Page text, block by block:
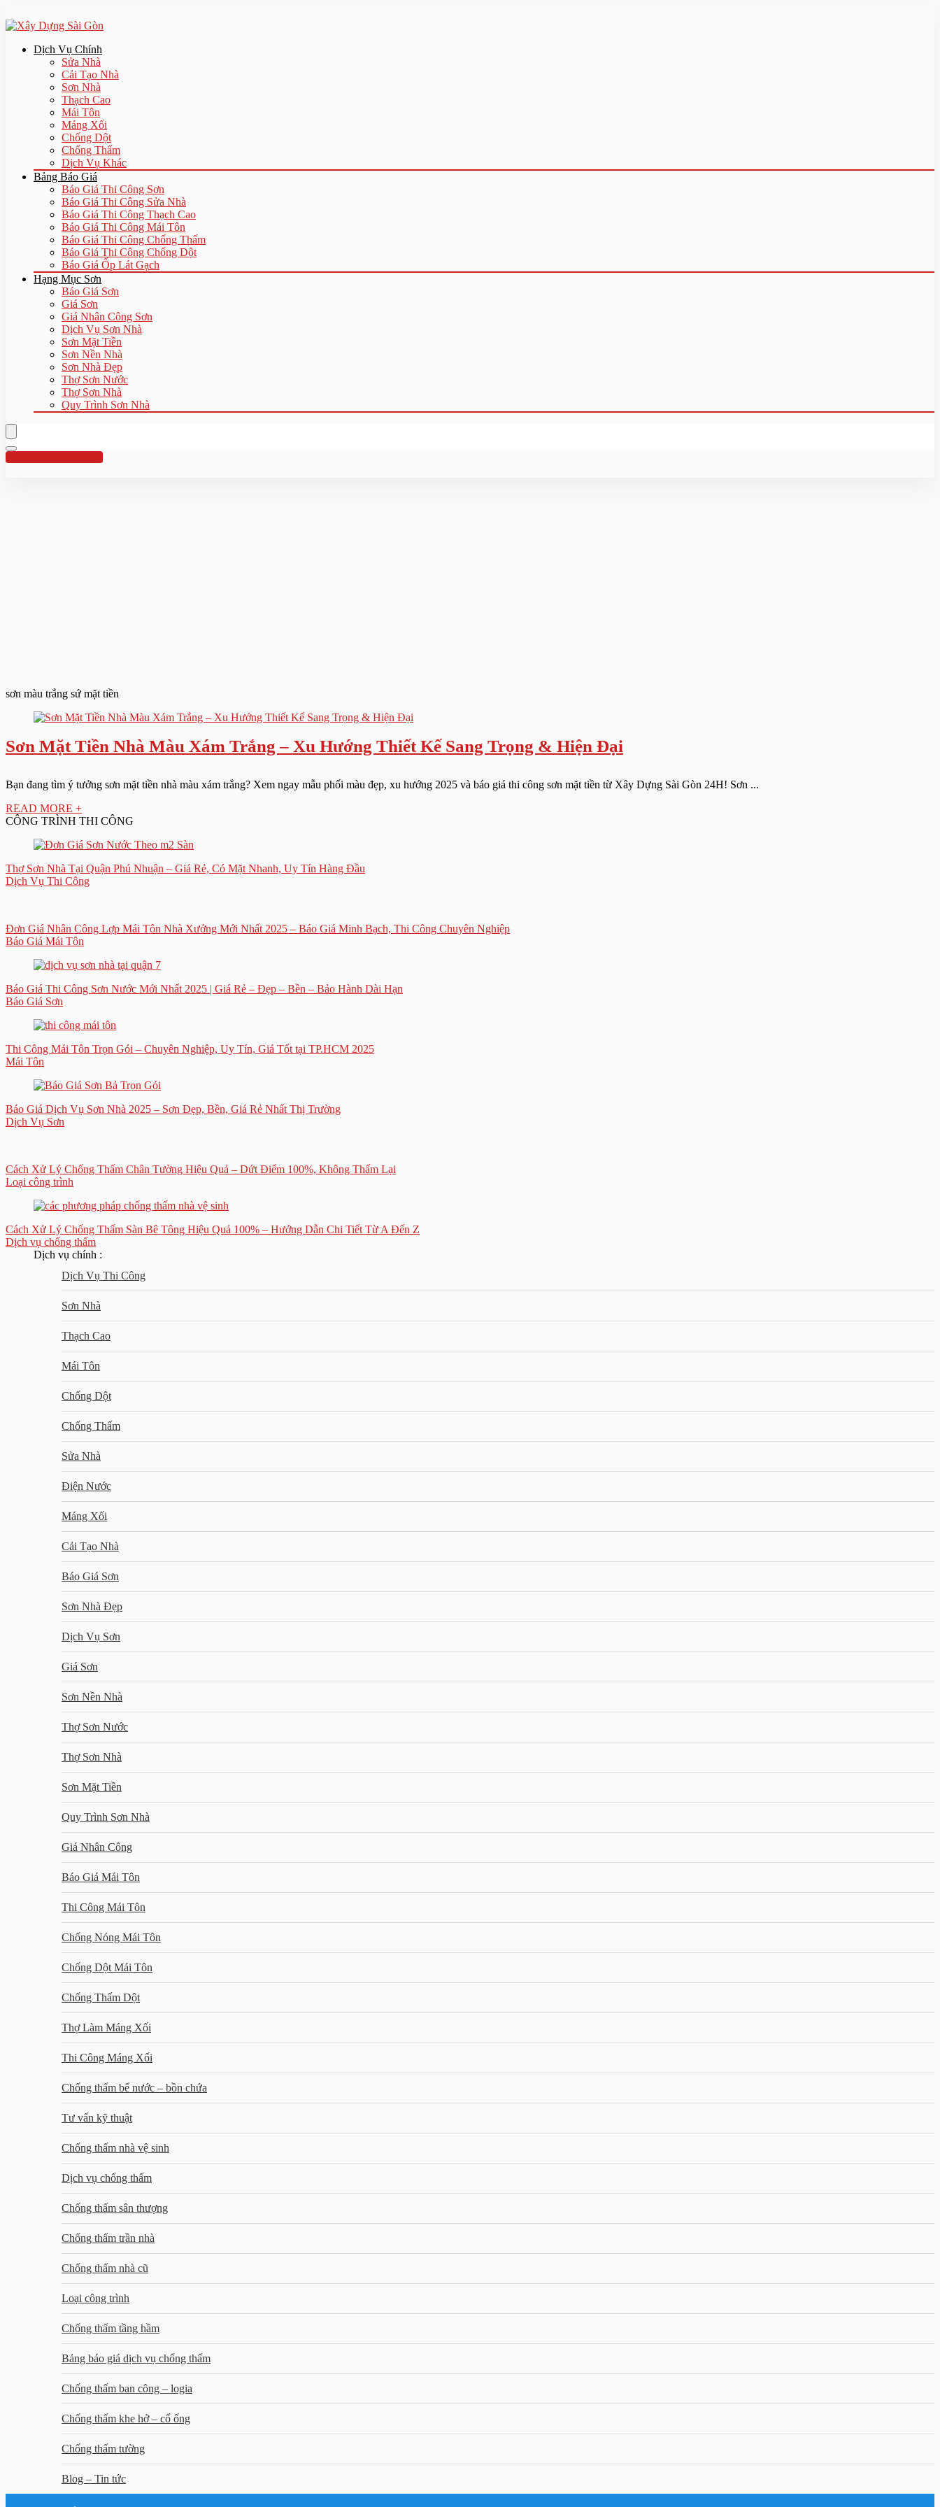
Dịch Vụ Chính
Sửa Nhà
Cải Tạo Nhà
Sơn Nhà
Thạch Cao
Mái Tôn
Máng Xối
Chống Dột
Chống Thấm
Dịch Vụ Khác
Bảng Báo Giá
Báo Giá Thi Công Sơn
Báo Giá Thi Công Sửa Nhà
Báo Giá Thi Công Thạch Cao
Báo Giá Thi Công Mái Tôn
Báo Giá Thi Công Chống Thấm
Báo Giá Thi Công Chống Dột
Báo Giá Ốp Lát Gạch
Hạng Mục Sơn
Báo Giá Sơn
Giá Sơn
Giá Nhân Công Sơn
Dịch Vụ Sơn Nhà
Sơn Mặt Tiền
Sơn Nền Nhà
Sơn Nhà Đẹp
Thợ Sơn Nước
Thợ Sơn Nhà
Quy Trình Sơn Nhà
Hotline:0961 894 472
sơn màu trắng sứ mặt tiền
Sơn Mặt Tiền Nhà Màu Xám Trắng – Xu Hướng Thiết Kế Sang Trọng & Hiện Đại
Bạn đang tìm ý tưởng sơn mặt tiền nhà màu xám trắng? Xem ngay mẫu phối màu đẹp, xu hướng 2025 và báo giá thi công sơn mặt tiền từ Xây Dựng Sài Gòn 24H! Sơn ...
READ MORE +
CÔNG TRÌNH THI CÔNG
Thợ Sơn Nhà Tại Quận Phú Nhuận – Giá Rẻ, Có Mặt Nhanh, Uy Tín Hàng Đầu
Dịch Vụ Thi Công
Đơn Giá Nhân Công Lợp Mái Tôn Nhà Xưởng Mới Nhất 2025 – Báo Giá Minh Bạch, Thi Công Chuyên Nghiệp
Báo Giá Mái Tôn
Báo Giá Thi Công Sơn Nước Mới Nhất 2025 | Giá Rẻ – Đẹp – Bền – Bảo Hành Dài Hạn
Báo Giá Sơn
Thi Công Mái Tôn Trọn Gói – Chuyên Nghiệp, Uy Tín, Giá Tốt tại TP.HCM 2025
Mái Tôn
Báo Giá Dịch Vụ Sơn Nhà 2025 – Sơn Đẹp, Bền, Giá Rẻ Nhất Thị Trường
Dịch Vụ Sơn
Cách Xử Lý Chống Thấm Chân Tường Hiệu Quả – Dứt Điểm 100%, Không Thấm Lại
Loại công trình
Cách Xử Lý Chống Thấm Sàn Bê Tông Hiệu Quả 100% – Hướng Dẫn Chi Tiết Từ A Đến Z
Dịch vụ chống thấm
Dịch vụ chính :
Dịch Vụ Thi Công
Sơn Nhà
Thạch Cao
Mái Tôn
Chống Dột
Chống Thấm
Sửa Nhà
Điện Nước
Máng Xối
Cải Tạo Nhà
Báo Giá Sơn
Sơn Nhà Đẹp
Dịch Vụ Sơn
Giá Sơn
Sơn Nền Nhà
Thợ Sơn Nước
Thợ Sơn Nhà
Sơn Mặt Tiền
Quy Trình Sơn Nhà
Giá Nhân Công
Báo Giá Mái Tôn
Thi Công Mái Tôn
Chống Nóng Mái Tôn
Chống Dột Mái Tôn
Chống Thấm Dột
Thợ Làm Máng Xối
Thi Công Máng Xối
Chống thấm bể nước – bồn chứa
Tư vấn kỹ thuật
Chống thấm nhà vệ sinh
Dịch vụ chống thấm
Chống thấm sân thượng
Chống thấm trần nhà
Chống thấm nhà cũ
Loại công trình
Chống thấm tầng hầm
Bảng báo giá dịch vụ chống thấm
Chống thấm ban công – logia
Chống thấm khe hở – cổ ống
Chống thấm tường
Blog – Tin tức